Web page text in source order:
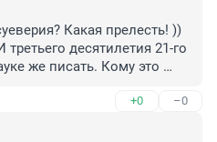
Какая прелесть! ))
десятилетия 21-го
же писать. Кому это
+0 –0